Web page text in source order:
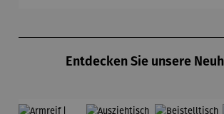
Entdecken Sie unsere